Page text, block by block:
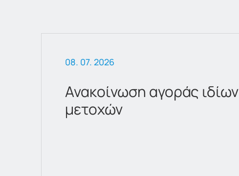
08. 07. 2026
Ανακοίνωση αγοράς ιδίων
μετοχών